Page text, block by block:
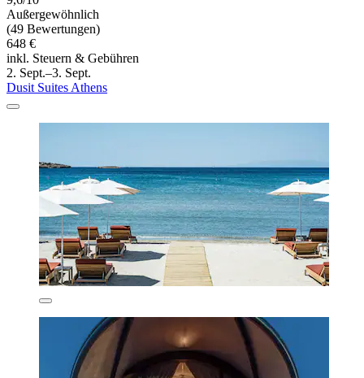
Außergewöhnlich
(49 Bewertungen)
648 €
inkl. Steuern & Gebühren
2. Sept.–3. Sept.
Dusit Suites Athens